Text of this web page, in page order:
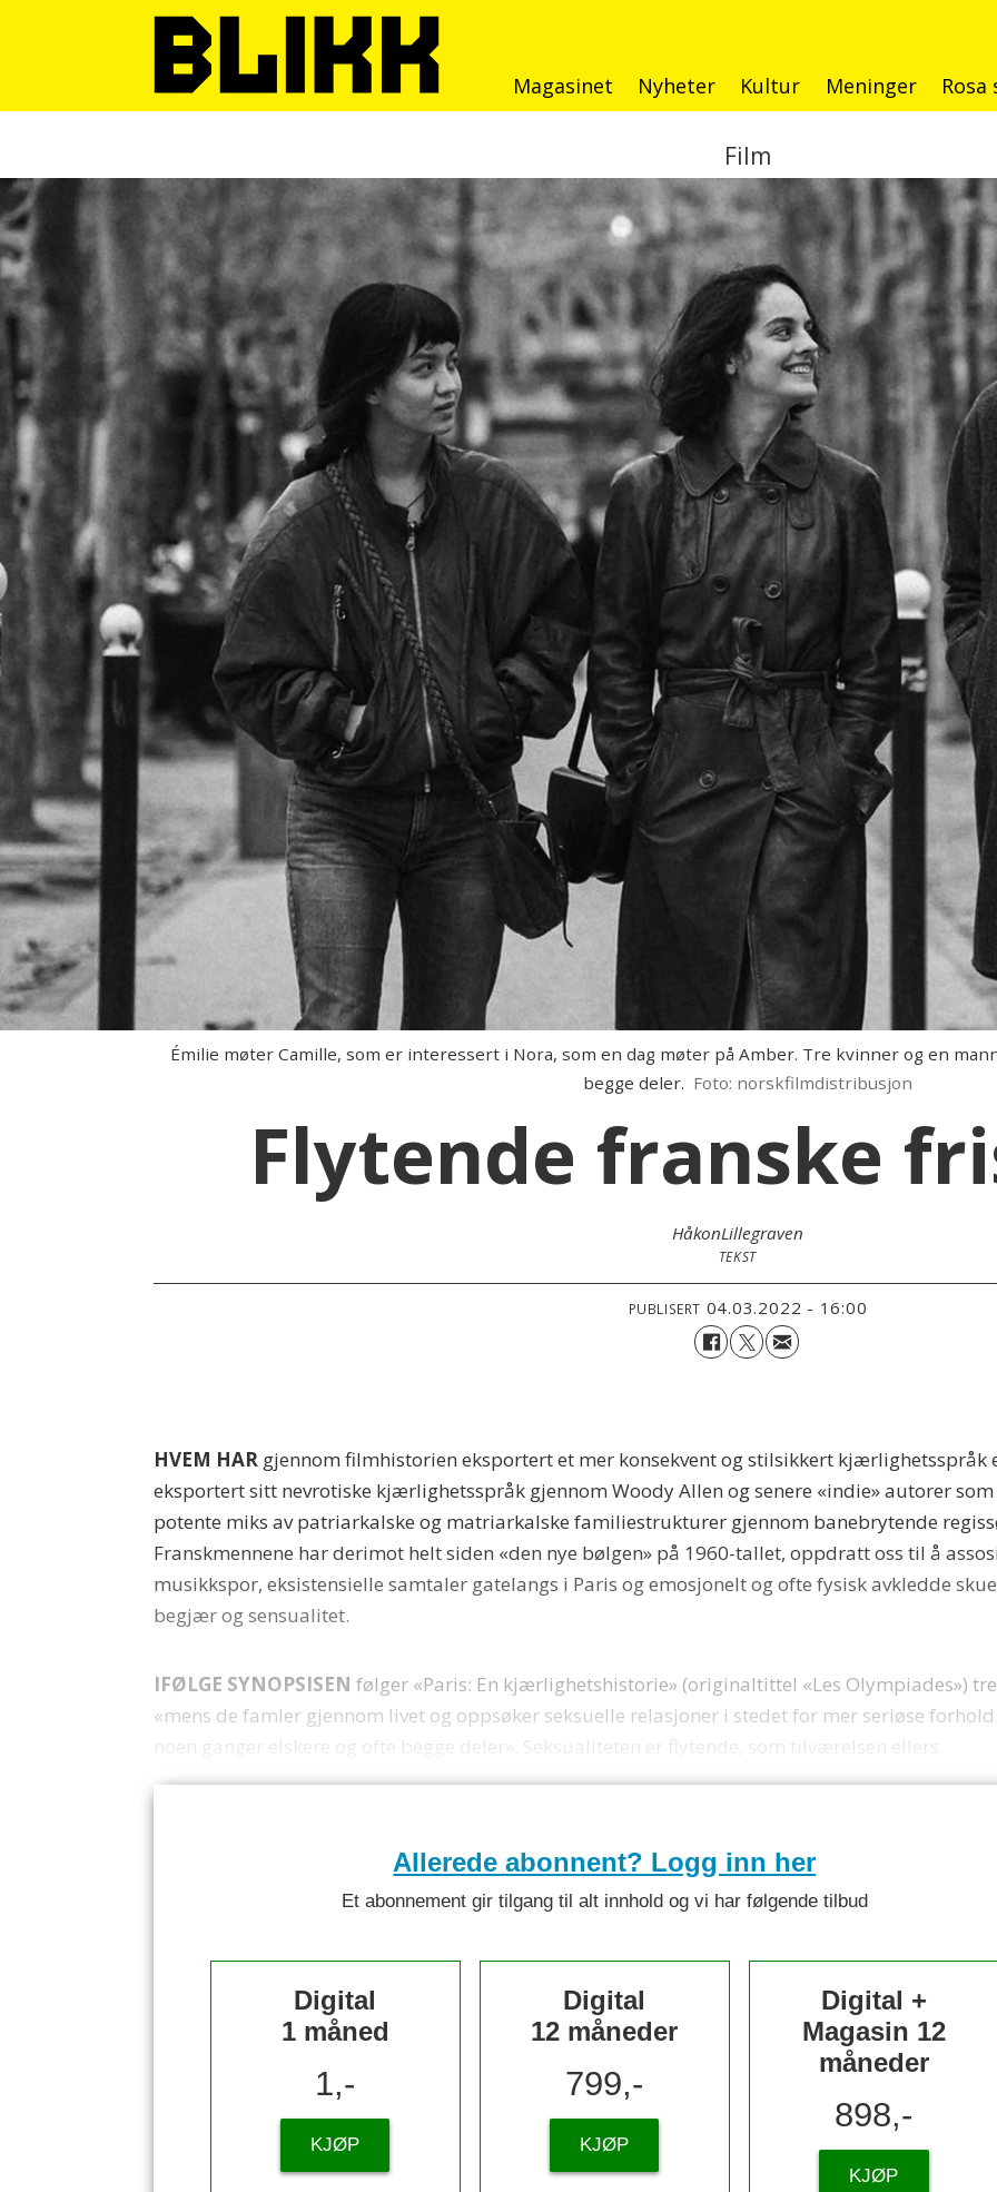
Magasinet Nyheter Kultur Meninger Rosa
Film
Émilie møter Camille, som er interessert i Nora, som en dag møter på Amber. Tre kvinner og en
begge deler. Foto: norskfilmdistribusjon
Flytende franske
HåkonLillegraven
TEKST
PUBLISERT 04.03.2022 - 16:00
HVEM HAR gjennom filmhistorien eksportert et mer konsekvent og stilsikkert kjærlighetsspråk
eksportert sitt nevrotiske kjærlighetsspråk gjennom Woody Allen og senere «indie» autorer
potente miks av patriarkalske og matriarkalske familiestrukturer gjennom banebrytende
Franskmennene har derimot helt siden «den nye bølgen» på 1960-tallet, oppdratt oss til å
musikkspor, eksistensielle samtaler gatelangs i Paris og emosjonelt og ofte fysisk avkledde
begjær og sensualitet.
IFØLGE SYNOPSISEN følger «Paris: En kjærlighetshistorie» (originaltittel «Les Olympiades»)
«mens de famler gjennom livet og oppsøker seksuelle relasjoner i stedet for mer seriøse
noen ganger elskere og ofte begge deler». Seksualiteten er flytende, som tilværelsen ellers.
Allerede abonnent? Logg inn her
Et abonnement gir tilgang til alt innhold og vi har følgende tilbud
Digital
1 måned
1,-
KJØP
Digital
12 måneder
799,-
KJØP
Digital +
Magasin 12
måneder
898,-
KJØP